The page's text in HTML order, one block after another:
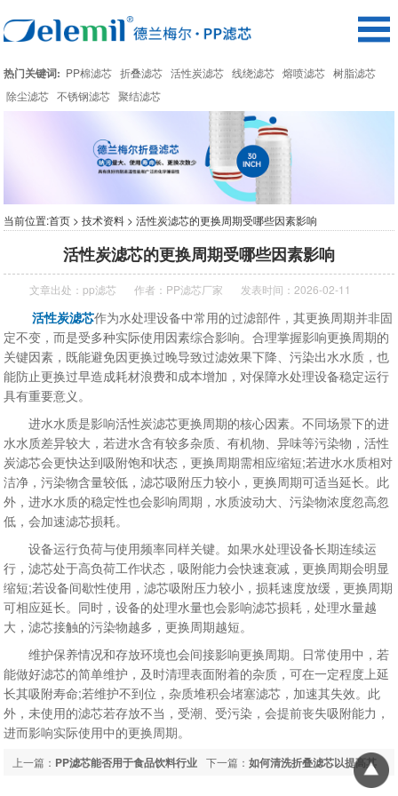
热门关键词: PP棉滤芯 折叠滤芯 活性炭滤芯 线绕滤芯 熔喷滤芯 树脂滤芯
除尘滤芯 不锈钢滤芯 聚结滤芯
当前位置:首页 >技术资料 > 活性炭滤芯的更换周期受哪些因素影响
活性炭滤芯的更换周期受哪些因素影响
文章出处： pp滤芯 作者： PP滤芯厂家 发表时间：2026-02-11
活性炭滤芯作为水处理设备中常用的过滤部件，其更换周期并非固
定不变，而是受多种实际使用因素综合影响。合理掌握影响更换周期的
关键因素，既能避免因更换过晚导致过滤效果下降、污染出水水质，也
能防止更换过早造成耗材浪费和成本增加，对保障水处理设备稳定运行
具有重要意义。
进水水质是影响活性炭滤芯更换周期的核心因素。不同场景下的进
水水质差异较大，若进水含有较多杂质、有机物、异味等污染物，活性
炭滤芯会更快达到吸附饱和状态，更换周期需相应缩短;若进水水质相对
洁净，污染物含量较低，滤芯吸附压力较小，更换周期可适当延长。此
外，进水水质的稳定性也会影响周期，水质波动大、污染物浓度忽高忽
低，会加速滤芯损耗。
设备运行负荷与使用频率同样关键。如果水处理设备长期连续运
行，滤芯处于高负荷工作状态，吸附能力会快速衰减，更换周期会明显
缩短;若设备间歇性使用，滤芯吸附压力较小，损耗速度放缓，更换周期
可相应延长。同时，设备的处理水量也会影响滤芯损耗，处理水量越
大，滤芯接触的污染物越多，更换周期越短。
维护保养情况和存放环境也会间接影响更换周期。日常使用中，若
能做好滤芯的简单维护，及时清理表面附着的杂质，可在一定程度上延
长其吸附寿命;若维护不到位，杂质堆积会堵塞滤芯，加速其失效。此
外，未使用的滤芯若存放不当，受潮、受污染，会提前丧失吸附能力，
进而影响实际使用中的更换周期。
下一篇：如何清洗折叠滤芯以提高其
上一篇： PP滤芯能否用于食品饮料行业